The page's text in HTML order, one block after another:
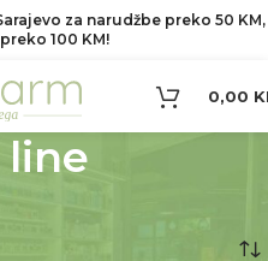
za narudžbe preko 50 KM,
100 KM!
0,00